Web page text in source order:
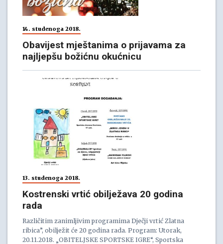
14. studenoga 2018.
Obavijest mještanima o prijavama za
najljepšu božićnu okućnicu
13. studenoga 2018.
Kostrenski vrtić obilježava 20 godina
rada
Različitim zanimljivim programima Dječji vrtić Zlatna
ribica”, obilježit će 20 godina rada. Program: Utorak,
20.11.2018. „OBITELJSKE SPORTSKE IGRE“, Sportska